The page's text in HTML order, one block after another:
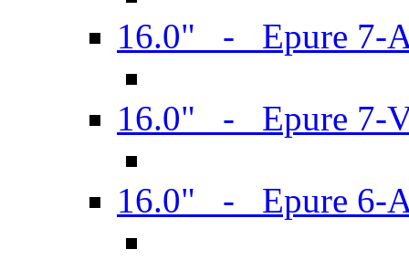
16.0" - Epure 7-
16.0" - Epure 7-
16.0" - Epure 6-